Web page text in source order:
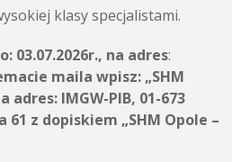
klasy specjalistami.
03.07.2026r., na adres:
maila wpisz: „SHM
IMGW-PIB, 01-673
61 z dopiskiem „SHM Opole –